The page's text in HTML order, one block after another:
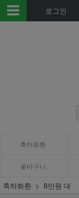
로그인
축하화환
꽃바구니
축하화환 8만원 대